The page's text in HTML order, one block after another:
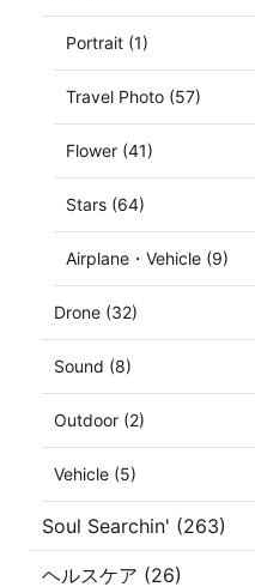
Portrait (1)
Travel Photo (57)
Flower (41)
Stars (64)
Airplane・Vehicle (9)
Drone (32)
Sound (8)
Outdoor (2)
Vehicle (5)
Soul Searchin' (263)
ヘルスケア (26)